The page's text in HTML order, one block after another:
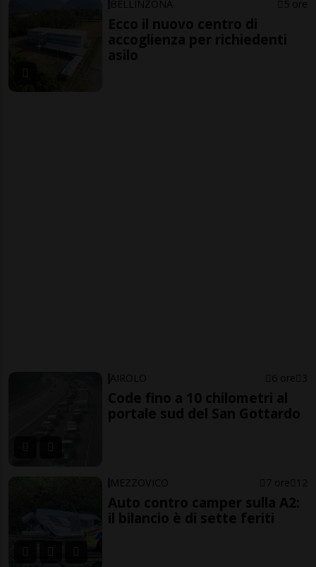
BELLINZONA 5 ore
Ecco il nuovo centro di
accoglienza per richiedenti
asilo
AIROLO 6 ore 3
Code fino a 10 chilometri al
portale sud del San Gottardo
MEZZOVICO 7 ore 12
Auto contro camper sulla A2:
il bilancio è di sette feriti